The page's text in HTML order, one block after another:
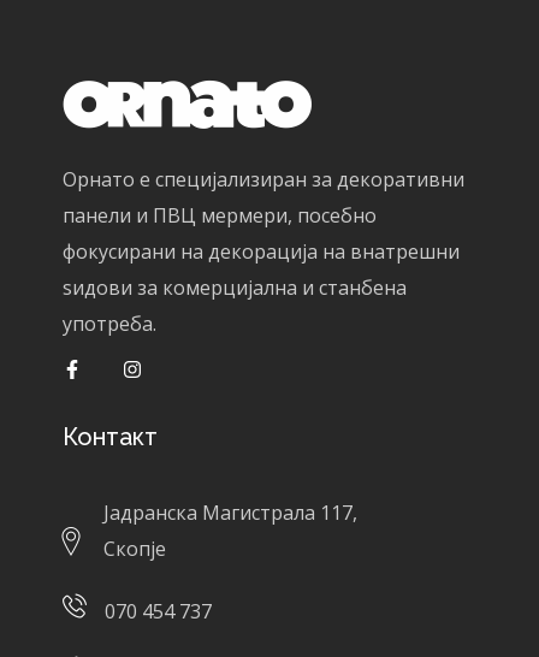
Орнато е специјализиран за декоративни
панели и ПВЦ мермери, посебно
фокусирани на декорација на внатрешни
ѕидови за комерцијална и станбена
употреба.
Контакт
Јадранска Магистрала 117,
Скопје
070 454 737